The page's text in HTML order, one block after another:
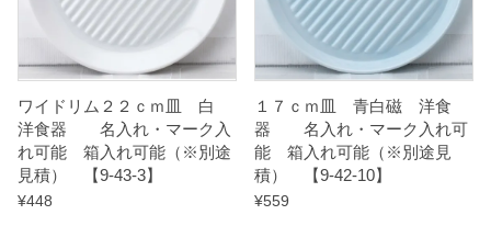
-
1
3
】
q
ワイドリム２２ｃｍ皿 白
洋食器 名入れ・マーク入
れ可能 箱入れ可能（※別途
見積） 【9-43-3】
¥448
１７ｃｍ皿 青白磁 洋食
器 名入れ・マーク入れ可
能 箱入れ可能（※別途見
積） 【9-42-10】
¥559